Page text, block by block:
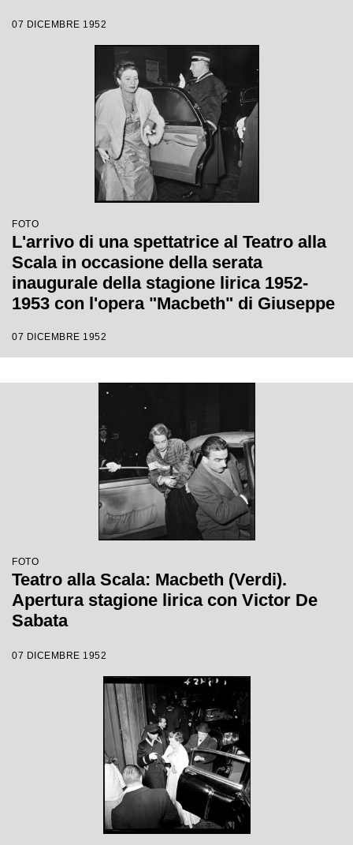
07 DICEMBRE 1952
FOTO
L'arrivo di una spettatrice al Teatro alla
Scala in occasione della serata
inaugurale della stagione lirica 1952-
1953 con l'opera "Macbeth" di Giuseppe
regia di Carl Ebert
07 DICEMBRE 1952
FOTO
Teatro alla Scala: Macbeth (Verdi).
Apertura stagione lirica con Victor De
Sabata
07 DICEMBRE 1952